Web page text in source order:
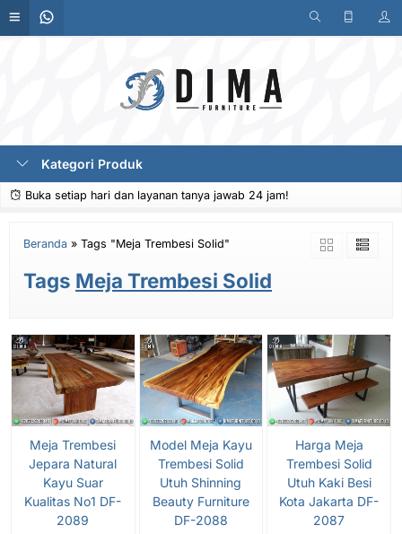
Kategori Produk
Buka setiap hari dan layanan tanya jawab 24 jam!
Beranda » Tags "Meja Trembesi Solid"
Tags Meja Trembesi Solid
Meja Trembesi
Jepara Natural
Kayu Suar
Kualitas No1 DF-
2089
Model Meja Kayu
Trembesi Solid
Utuh Shinning
Beauty Furniture
DF-2088
Harga Meja
Trembesi Solid
Utuh Kaki Besi
Kota Jakarta DF-
2087